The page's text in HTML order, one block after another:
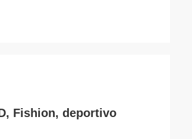
Fishion, deportivo